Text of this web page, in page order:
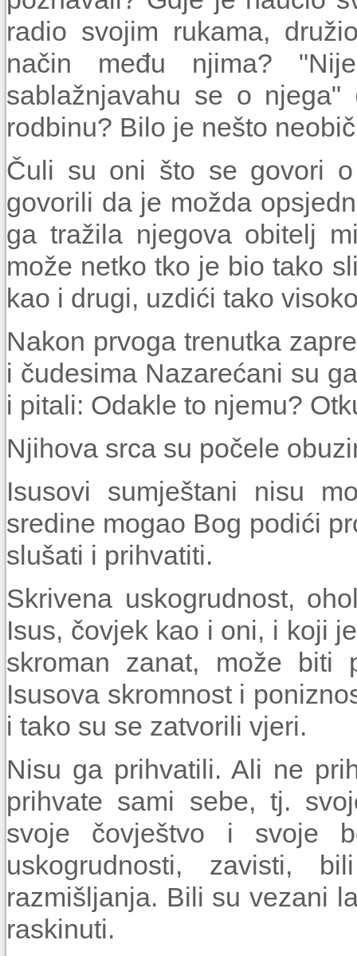
radio svojim rukama,
način među njima?
sablažnjavahu se o
rodbinu? Bilo je nešto
Čuli su oni što se govori
govorili da je možda
ga tražila njegova obitelj
može netko tko je bio tako
kao i drugi, uzdići tako
Nakon prvoga trenutka
i čudesima Nazarećani su
i pitali: Odakle to njemu?
Njihova srca su počele
Isusovi sumještani nisu
sredine mogao Bog podići
slušati i prihvatiti.
Skrivena uskogrudnost,
Isus, čovjek kao i oni, i koji
skroman zanat, može biti
Isusova skromnost i
i tako su se zatvorili vjeri.
Nisu ga prihvatili. Ali ne
prihvate sami sebe, tj.
svoje čovještvo i svoje
uskogrudnosti, zavisti,
razmišljanja. Bili su vezani
raskinuti.